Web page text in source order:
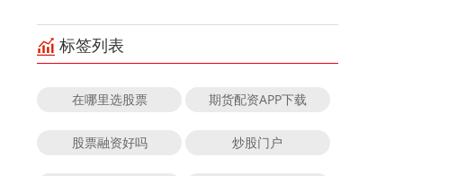
标签列表
在哪里选股票 期货配资APP下载
股票融资好吗 炒股门户